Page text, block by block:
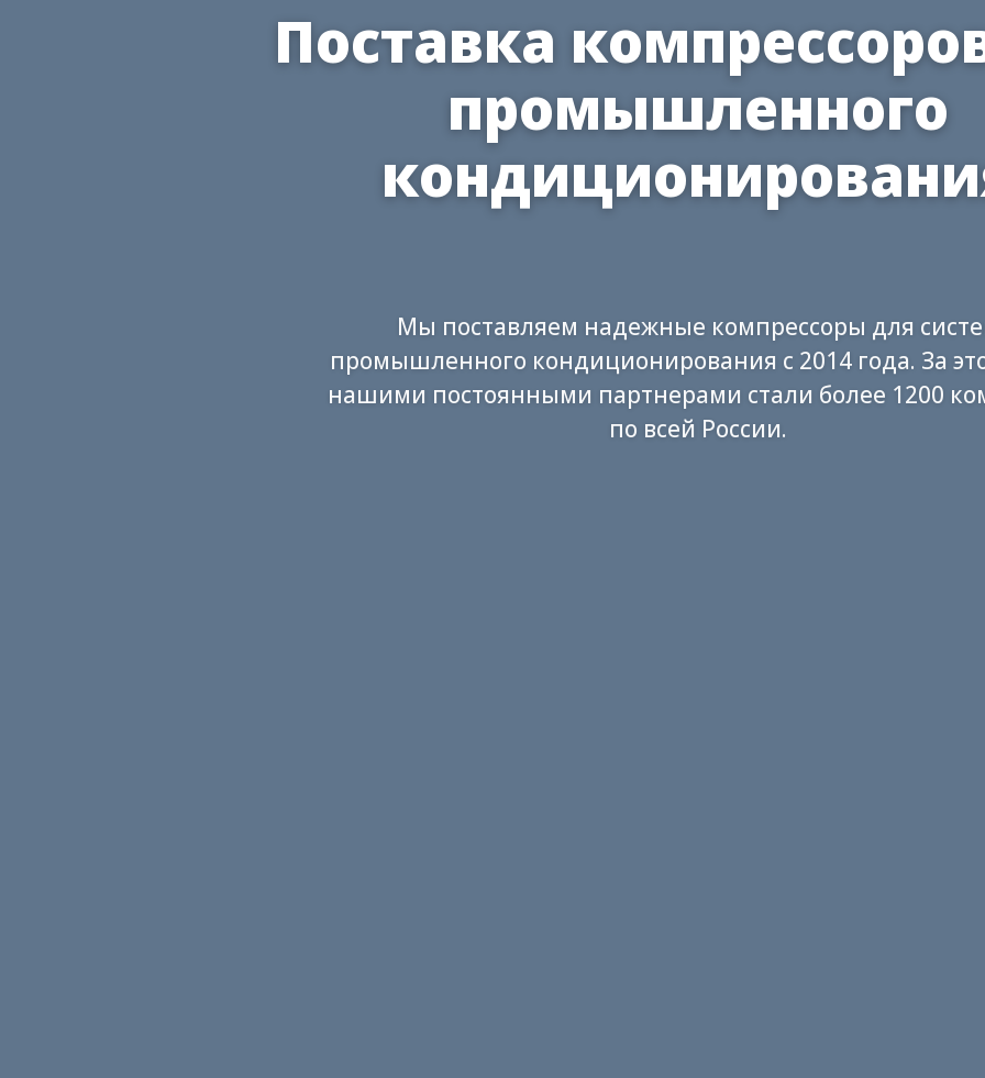
Поставка
промышленного
Мы поставляем надежные компрессоры для
промышленного кондиционирования с 2014 года. За
нашими постоянными партнерами стали более 1200
по всей России.